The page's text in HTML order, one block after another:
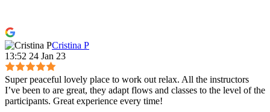
Cristina P
13:52 24 Jan 23
Super peaceful lovely place to work out relax. All the instructors
I’ve been to are great, they adapt flows and classes to the level of the
participants. Great experience every time!